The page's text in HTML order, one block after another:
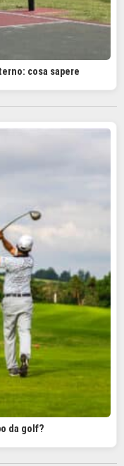
cosa sapere
da golf?